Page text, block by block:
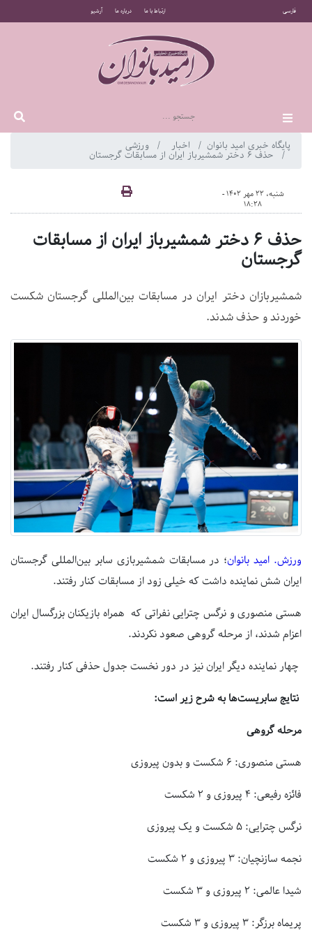
فارسی ارتباط با ما درباره ما آرشیو
پایگاه خبری امید بانوان اخبار ورزشی
حذف ۶ دختر شمشیرباز ایران از مسابقات گرجستان
شنبه، 22 مهر 1402 -
18:28
حذف ۶ دختر شمشیرباز ایران از مسابقات
گرجستان
شمشیربازان دختر ایران در مسابقات بین‌المللی گرجستان شکست
خوردند و حذف شدند.
ورزش. امید بانوان؛ در مسابقات شمشیربازی سابر بین‌المللی گرجستان
ایران شش نماینده داشت که خیلی زود از مسابقات کنار رفتند.
هستی منصوری و نرگس چترایی نفراتی که همراه بازیکنان بزرگسال ایران
اعزام شدند، از مرحله گروهی صعود نکردند.
چهار نماینده دیگر ایران نیز در دور نخست جدول حذفی کنار رفتند.
نتایج سابریست‌ها به شرح زیر است:
مرحله گروهی
هستی منصوری: ۶ شکست و بدون پیروزی
فائزه رفیعی: ۴ پیروزی و ۲ شکست
نرگس چترایی: ۵ شکست و یک پیروزی
نجمه سازنچیان: ۳ پیروزی و ۲ شکست
شیدا عالمی: ۲ پیروزی و ۳ شکست
پریماه برزگر: ۳ پیروزی و ۳ شکست